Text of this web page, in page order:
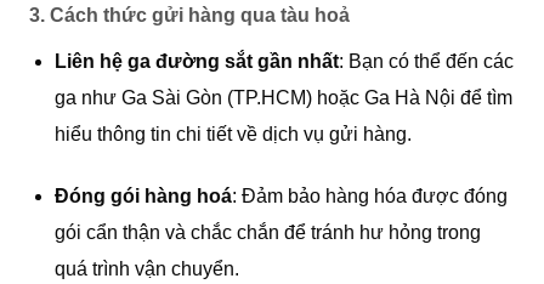
3. Cách thức gửi hàng qua tàu hoả
Liên hệ ga đường sắt gần nhất: Bạn có thể đến các
ga như Ga Sài Gòn (TP.HCM) hoặc Ga Hà Nội để tìm
hiểu thông tin chi tiết về dịch vụ gửi hàng.
Đóng gói hàng hoá: Đảm bảo hàng hóa được đóng
gói cẩn thận và chắc chắn để tránh hư hỏng trong
quá trình vận chuyển.